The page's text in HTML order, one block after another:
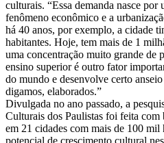
culturais. “Essa demanda nasce por
fenômeno econômico e a
há 40 anos, por exemplo, a cidade
habitantes. Hoje, tem mais de 1
uma concentração muito grande de
ensino superior é outro fator
do mundo e desenvolve certo
digamos, elaborados.”
Divulgada no ano passado, a
Culturais dos Paulistas foi feita com
em 21 cidades com mais de 100 mil
potencial de crescimento cultural